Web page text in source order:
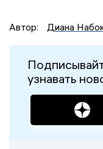
Автор: Диана
узнавать